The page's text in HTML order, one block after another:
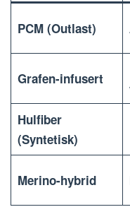
PCM (Outlast)
Grafen-infusert
Hulfiber
(Syntetisk)
Merino-hybrid